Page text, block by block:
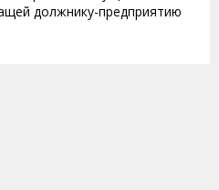
должнику-предприятию